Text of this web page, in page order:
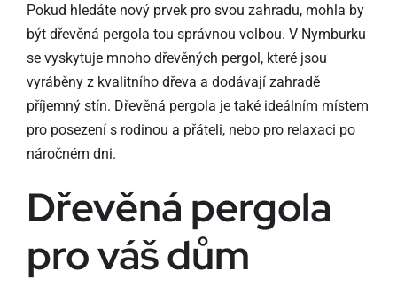
Pokud hledáte nový prvek pro svou zahradu, mohla by
být dřevěná pergola tou správnou volbou. V Nymburku
se vyskytuje mnoho dřevěných pergol, které jsou
vyráběny z kvalitního dřeva a dodávají zahradě
příjemný stín. Dřevěná pergola je také ideálním místem
pro posezení s rodinou a přáteli, nebo pro relaxaci po
náročném dni.
Dřevěná pergola
pro váš dům